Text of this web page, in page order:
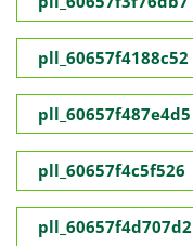
pll_60657f4188c52
pll_60657f487e4d5
pll_60657f4c5f526
pll_60657f4d707d2